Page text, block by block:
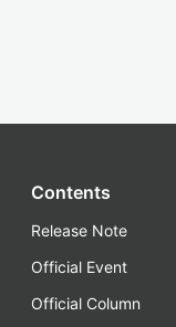
Contents
Release Note
Official Event
Official Column